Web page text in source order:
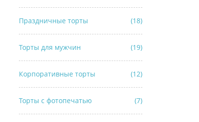
Праздничные торты (18)
Торты для мужчин (19)
Корпоративные торты (12)
Торты с фотопечатью (7)